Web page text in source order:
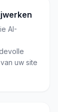
AI-
uw site